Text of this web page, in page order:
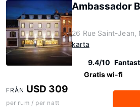
Ambassador
26 Rue Saint-Jean,
karta
9.4/10
Gratis wi-fi
FRÅN USD 309
per rum / per natt